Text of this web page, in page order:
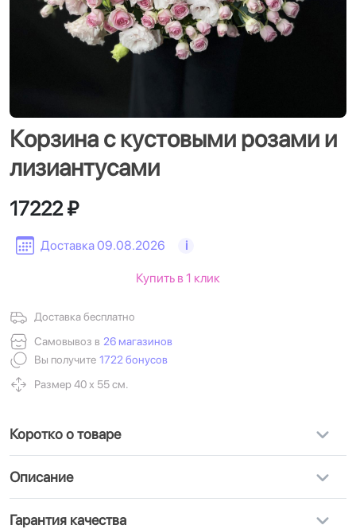
Корзина с кустовыми розами и
лизиантусами
Доставка 09.08.2026 i
17222 ₽
Доставка бесплатно
Самовывоз в 26 магазинов
Вы получите 1722 бонусов
Размер 40 х 55 см.
Купить в 1 клик
Коротко о товаре
Описание
Гарантия качества